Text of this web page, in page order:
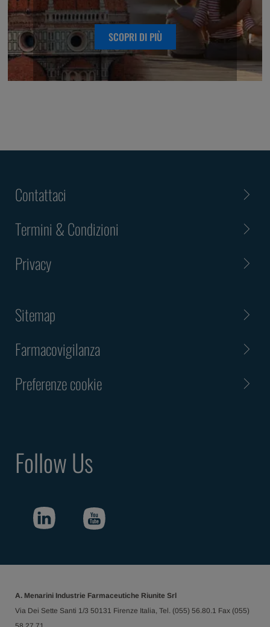
SCOPRI DI PIÙ
Contattaci
Termini & Condizioni
Privacy
Sitemap
Farmacovigilanza
Preferenze cookie
Follow Us
A. Menarini Industrie Farmaceutiche Riunite Srl
Via Dei Sette Santi 1/3 50131 Firenze Italia, Tel. (055) 56.80.1 Fax (055)